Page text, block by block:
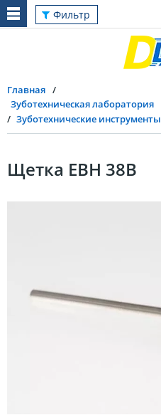
Фильтр
Главная
Зуботехническая лаборатория
Зуботехнические инструменты
Щетка EBH 38B